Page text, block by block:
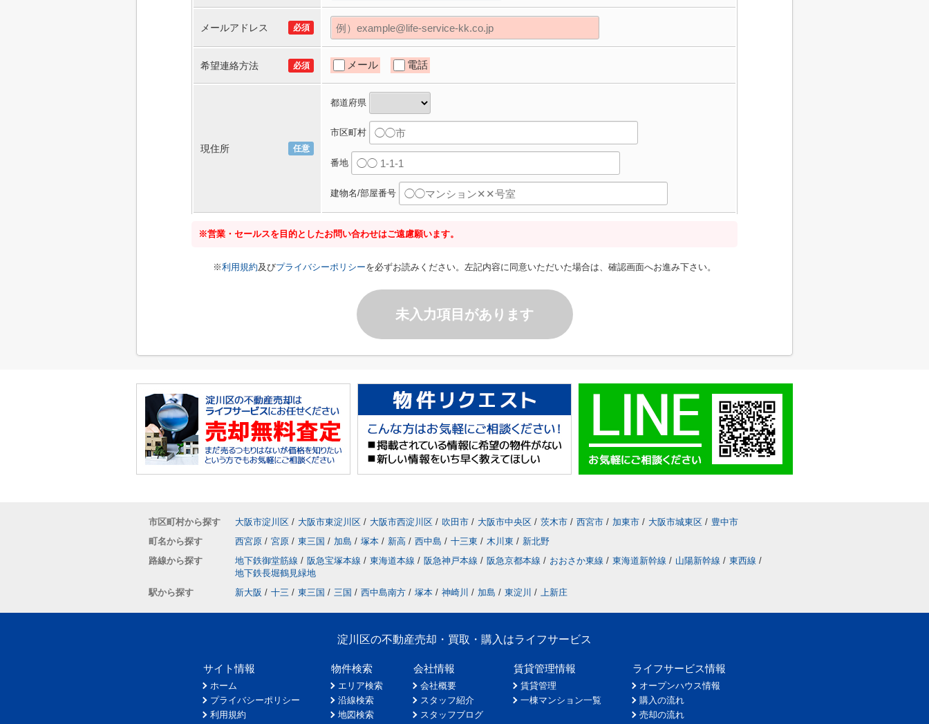
メールアドレス 必須
希望連絡方法 必須 メール 電話
現住所 任意
都道府県
市区町村
番地
建物名/部屋番号
※営業・セールスを目的としたお問い合わせはご遠慮願います。
※利用規約及びプライバシーポリシーを必ずお読みください。左記内容に同意いただいた場合は、確認画面へお進み下さい。
未入力項目があります
市区町村から探す 大阪市淀川区 / 大阪市東淀川区 / 大阪市西淀川区 / 吹田市 / 大阪市中央区 / 茨木市 / 西宮市 / 加東市 / 大阪市城東区 / 豊中市
町名から探す
西宮原 / 宮原 / 東三国 / 加島 / 塚本 / 新高 / 西中島 / 十三東 / 木川東 / 新北野
路線から探す
地下鉄御堂筋線 / 阪急宝塚本線 / 東海道本線 / 阪急神戸本線 / 阪急京都本線 / おおさか東線 / 東海道新幹線 / 山陽新幹線 / 東西線 /
地下鉄長堀鶴見緑地
駅から探す
新大阪 / 十三 / 東三国 / 三国 / 西中島南方 / 塚本 / 神崎川 / 加島 / 東淀川 / 上新庄
淀川区の不動産売却・買取・購入はライフサービス
サイト情報
ホーム
プライバシーポリシー
利用規約
物件検索
エリア検索
沿線検索
地図検索
会社情報
会社概要
スタッフ紹介
スタッフブログ
賃貸管理情報
賃貸管理
一棟マンション一覧
ライフサービス情報
オープンハウス情報
購入の流れ
売却の流れ